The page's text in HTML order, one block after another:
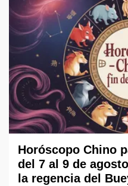
Horóscopo Chino
del 7 al 9 de
la regencia del